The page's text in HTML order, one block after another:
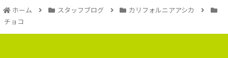
ホーム スタッフブログ
カリフォルニアアシカ
チョコ